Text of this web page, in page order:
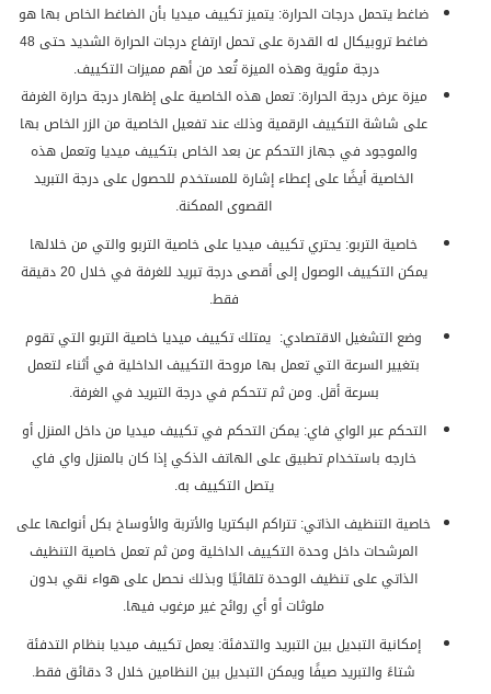
ضاغط يتحمل درجات الحرارة: يتميز تكييف ميديا بأن الضاغط الخاص بها هو
ضاغط تروبيكال له القدرة على تحمل ارتفاع درجات الحرارة الشديد حتى 48
درجة مئوية وهذه الميزة تُعد من أهم مميزات التكييف.
ميزة عرض درجة الحرارة: تعمل هذه الخاصية على إظهار درجة حرارة الغرفة
على شاشة التكييف الرقمية وذلك عند تفعيل الخاصية من الزر الخاص بها
والموجود في جهاز التحكم عن بعد الخاص بتكييف ميديا وتعمل هذه
الخاصية أيضًا على إعطاء إشارة للمستخدم للحصول على درجة التبريد
القصوى الممكنة.
خاصية التربو: يحتري تكييف ميديا على خاصية التربو والتي من خلالها
يمكن التكييف الوصول إلى أقصى درجة تبريد للغرفة في خلال 20 دقيقة
فقط.
وضع التشغيل الاقتصادي: يمتلك تكييف ميديا خاصية التربو التي تقوم
بتغيير السرعة التي تعمل بها مروحة التكييف الداخلية في أثناء لتعمل
بسرعة أقل. ومن ثم تتحكم في درجة التبريد في الغرفة.
التحكم عبر الواي فاي: يمكن التحكم في تكييف ميديا من داخل المنزل أو
خارجه باستخدام تطبيق على الهاتف الذكي إذا كان بالمنزل واي فاي
يتصل التكييف به.
خاصية التنظيف الذاتي: تتراكم البكتريا والأتربة والأوساخ بكل أنواعها على
المرشحات داخل وحدة التكييف الداخلية ومن ثم تعمل خاصية التنظيف
الذاتي على تنظيف الوحدة تلقائيًا وبذلك نحصل على هواء نقي بدون
ملوثات أو أي روائح غير مرغوب فيها.
إمكانية التبديل بين التبريد والتدفئة: يعمل تكييف ميديا بنظام التدفئة
شتاءً والتبريد صيفًا ويمكن التبديل بين النظامين خلال 3 دقائق فقط.